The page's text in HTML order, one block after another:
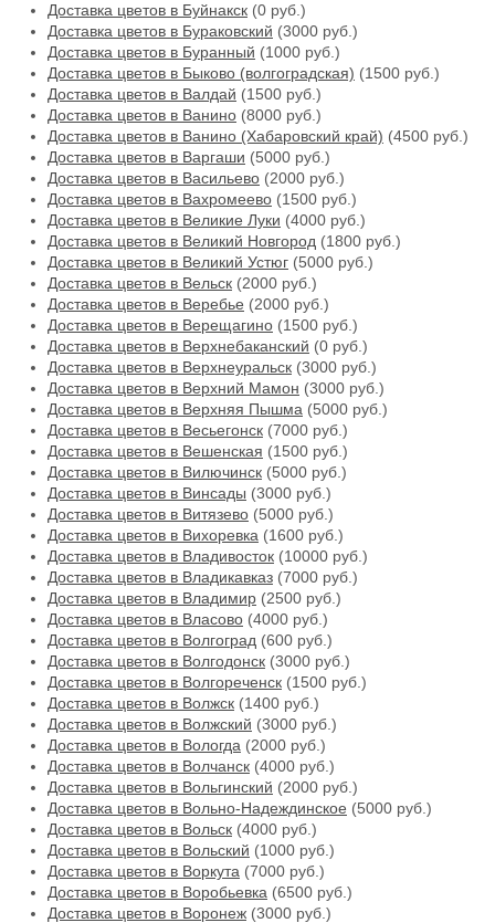
Доставка цветов в Буйнакск (0 руб.)
Доставка цветов в Бураковский (3000 руб.)
Доставка цветов в Буранный (1000 руб.)
Доставка цветов в Быково (волгоградская) (1500 руб.)
Доставка цветов в Валдай (1500 руб.)
Доставка цветов в Ванино (8000 руб.)
Доставка цветов в Ванино (Хабаровский край) (4500 руб.)
Доставка цветов в Варгаши (5000 руб.)
Доставка цветов в Васильево (2000 руб.)
Доставка цветов в Вахромеево (1500 руб.)
Доставка цветов в Великие Луки (4000 руб.)
Доставка цветов в Великий Новгород (1800 руб.)
Доставка цветов в Великий Устюг (5000 руб.)
Доставка цветов в Вельск (2000 руб.)
Доставка цветов в Веребье (2000 руб.)
Доставка цветов в Верещагино (1500 руб.)
Доставка цветов в Верхнебаканский (0 руб.)
Доставка цветов в Верхнеуральск (3000 руб.)
Доставка цветов в Верхний Мамон (3000 руб.)
Доставка цветов в Верхняя Пышма (5000 руб.)
Доставка цветов в Весьегонск (7000 руб.)
Доставка цветов в Вешенская (1500 руб.)
Доставка цветов в Вилючинск (5000 руб.)
Доставка цветов в Винсады (3000 руб.)
Доставка цветов в Витязево (5000 руб.)
Доставка цветов в Вихоревка (1600 руб.)
Доставка цветов в Владивосток (10000 руб.)
Доставка цветов в Владикавказ (7000 руб.)
Доставка цветов в Владимир (2500 руб.)
Доставка цветов в Власово (4000 руб.)
Доставка цветов в Волгоград (600 руб.)
Доставка цветов в Волгодонск (3000 руб.)
Доставка цветов в Волгореченск (1500 руб.)
Доставка цветов в Волжск (1400 руб.)
Доставка цветов в Волжский (3000 руб.)
Доставка цветов в Вологда (2000 руб.)
Доставка цветов в Волчанск (4000 руб.)
Доставка цветов в Вольгинский (2000 руб.)
Доставка цветов в Вольно-Надеждинское (5000 руб.)
Доставка цветов в Вольск (4000 руб.)
Доставка цветов в Вольский (1000 руб.)
Доставка цветов в Воркута (7000 руб.)
Доставка цветов в Воробьевка (6500 руб.)
Доставка цветов в Воронеж (3000 руб.)